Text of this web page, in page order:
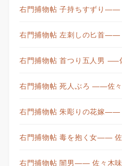
右門捕物帖 子持ちすずり——
右門捕物帖 左刺しの匕首——
右門捕物帖 首つり五人男 —–
右門捕物帖 死人ぶろ ——佐
右門捕物帖 朱彫りの花嫁——
右門捕物帖 毒を抱く女——
右門捕物帖 闇男—— 佐々木